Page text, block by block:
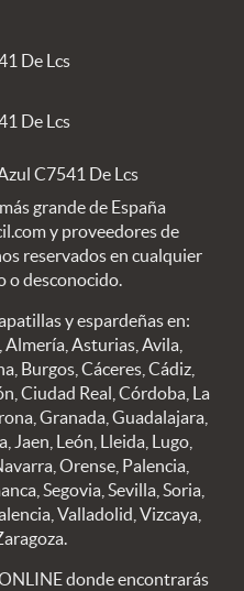
grande de España
y proveedores de
reservados en cualquier
o desconocido.
y espardeñas en:
Asturias, Avila,
Burgos, Cáceres, Cádiz,
Ciudad Real, Córdoba, La
Granada, Guadalajara,
Jaen, León, Lleida, Lugo,
Orense, Palencia,
Segovia, Sevilla, Soria,
Valladolid, Vizcaya,
donde encontrarás